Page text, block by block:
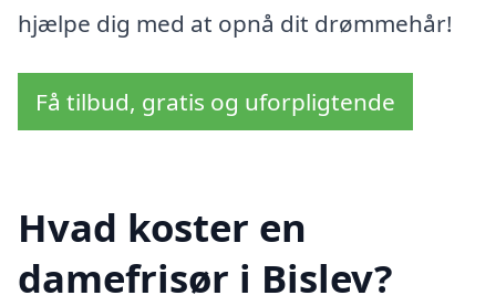
hjælpe dig med at opnå dit drømmehår!
Få tilbud, gratis og uforpligtende
Hvad koster en
damefrisør i Bislev?